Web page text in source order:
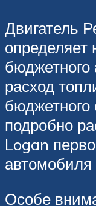
Двигатель
бюджетного
расход
подробно
Logan
автомобиля
Особе